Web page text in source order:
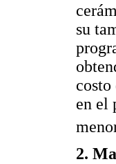
su
en el
2.